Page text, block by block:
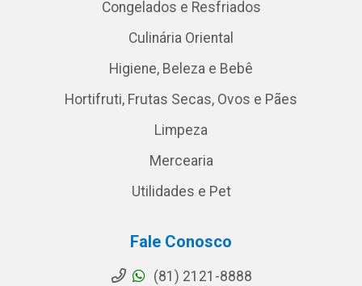
Congelados e Resfriados
Culinária Oriental
Higiene, Beleza e Bebê
Hortifruti, Frutas Secas, Ovos e Pães
Limpeza
Mercearia
Utilidades e Pet
Fale Conosco
(81) 2121-8888